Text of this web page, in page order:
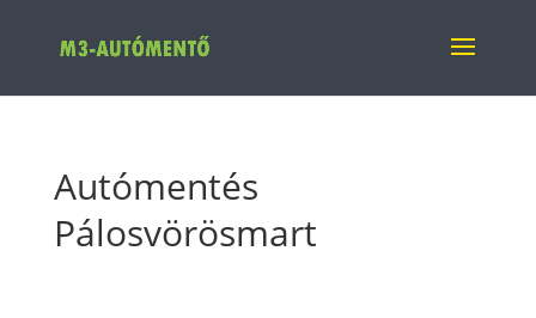
Autómentés
Pálosvörösmart